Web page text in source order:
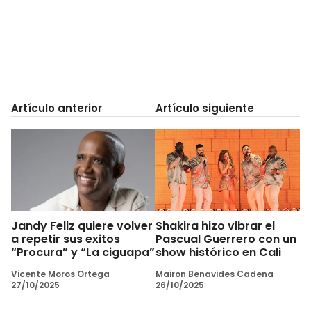
Artículo anterior
Jandy Feliz quiere volver
a repetir sus exitos
“Procura” y “La ciguapa”
Vicente Moros Ortega
27/10/2025
Artículo siguiente
Shakira hizo vibrar el
Pascual Guerrero con un
show histórico en Cali
Mairon Benavides Cadena
26/10/2025